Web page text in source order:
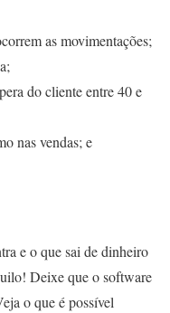
as movimentações;
do cliente entre 40 e
nas vendas; e
e o que sai de dinheiro
Deixe que o software
o que é possível